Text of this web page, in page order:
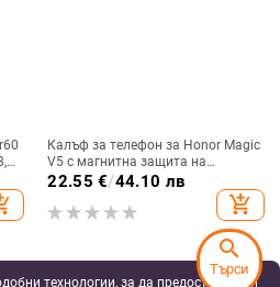
Калъф за телефон за Honor Magic
V5 с магнитна защита на
централната ос, пълна защита на
електроплатиране, защита срещу
22.55 €/44.10 лв
add_shopping_cart
технологии, за да предоставяме и
search
Търси